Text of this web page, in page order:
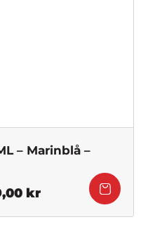
– Marinblå –
krDet
nuvarande